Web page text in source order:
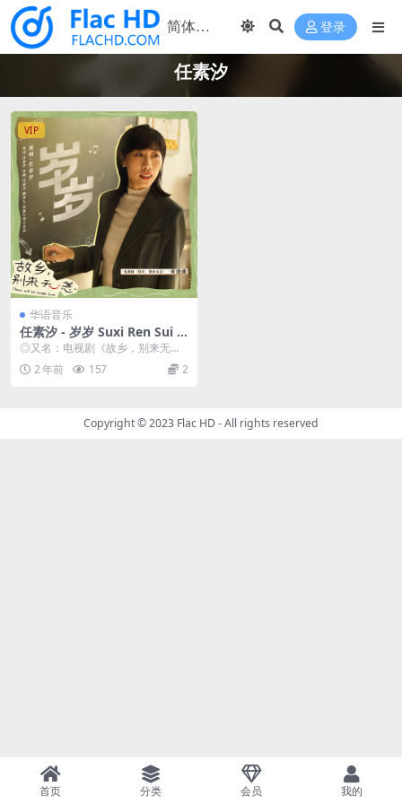
登录
任素汐
VIP
华语音乐
任素汐 - 岁岁 Suxi Ren Sui S
ui 2023 [24bit/192kHz] [Hi-
Res Flac 264MB]
◎又名：电视剧《故乡，别来无
恙》重逢曲 ◎表演者：任素汐 ◎流
派：原声 ◎专辑类...
2 年前 157 2
Copyright © 2023 Flac HD- All rights reserved
首页 分类 会员 我的